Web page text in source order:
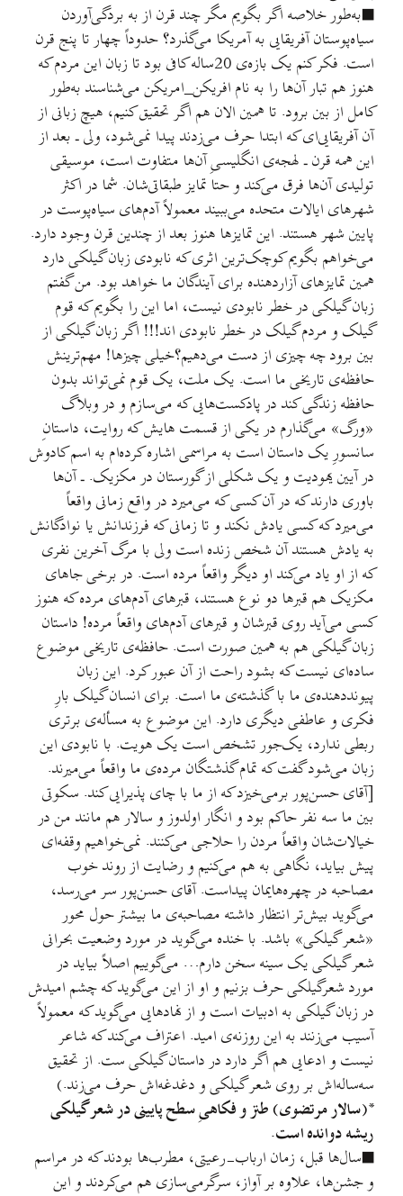
■به‌طور خلاصه اگر بگویم مگر چند قرن از به بردگی‌آوردن
سیاه‌پوستان آفریقایی به آمریکا می‌گذرد؟ حدوداً چهار تا پنج قرن
است. فکر کنم یک بازه‌ی 20ساله کافی بود تا زبان این مردم که
هنوز هم تبار آن‌ها را به نام افریکن_امریکن می‌شناسند به‌طور
کامل از بین برود. تا همین الان هم اگر تحقیق کنیم، هیچ زبانی از
آن آفریقایی‌ای که ابتدا حرف می‌زدند پیدا نمی‌شود، ولی ـ بعد از
این همه قرن ـ لهجه‌ی انگلیسیِ آن‌ها متفاوت است، موسیقی
تولیدی آن‌ها فرق می‌کند و حتا تمایز طبقاتی‌شان. شما در اکثر
شهرهای ایالات متحده می‌ببیند معمولاً آدم‌های سیاه‌پوست در
پایین شهر هستند. این تمایزها هنوز بعد از چندین قرن وجود دارد.
می‌خواهم بگویم کوچک‌ترین اثری که نابودی زبان گیلکی دارد
همین تمایزهای آزار‌دهنده برای آیندگان ما خواهد بود. من گفتم
زبان گیلکی در خطر نابودی نیست، اما این را بگویم که قوم
گیلک و مردم گیلک در خطر نابودی اند!!! اگر زبان گیلکی از
بین برود چه چیزی از دست می‌دهیم؟خیلی چیزها! مهم‌ترینش
حافظه‌ی تاریخی ما است. یک ملت، یک قوم نمی‌تواند بدون
حافظه زندگی کند در پادکست‌هایی که می‌سازم و در وبلاگ
«ورگ» می‌گذارم در یکی از قسمت هایش که روایت، داستانِ
سانسورِ یک داستان است به مراسمی اشاره کرده‌ام به اسم کادوش
در آیین یهودیت و یک شکلی از گورستان در مکزیک. ـ آن‌ها
باوری دارند که در آن کسی که می‌میرد در واقع زمانی واقعاً
می‌میرد که کسی یادش نکند و تا زمانی که فرزندانش یا نوادگانش
به یادش هستند آن شخص زنده است ولی با مرگ آخرین نفری
که از او یاد می‌کند او دیگر واقعاً مرده است. در برخی جاهای
مکزیک هم قبرها دو نوع هستند، قبرهای آدم‌های مرده که هنوز
کسی می‌آید روی قبرشان و قبرهای آدم‌های واقعاً مرده! داستان
زبان گیلکی هم به همین صورت است. حافظه‌ی تاریخی موضوع
ساده‌ای نیست که بشود راحت از آن عبور کرد. این زبان
پیوند‌دهنده‌ی ما با گذشته‌ی ما است. برای انسان گیلک بارِ
فکری و عاطفی دیگری دارد. این موضوع به مسأله‌ی برتری
ربطی ندارد، یک‌جور تشخص است یک هویت. با نابودی این
زبان می‌شود گفت که تمام گذشتگان مرده‌ی ما واقعاً می‌میرند.
[آقای حسن‌پور برمی‌خیزد که از ما با چای پذیرایی کند. سکوتی
بین ما سه نفر حاکم بود و انگار اولدوز و سالار هم مانند من در
خیالات‌شان واقعاً مردن را حلاجی می‌کنند. نمی‌خواهیم وقفه‌ای
پیش بیاید، نگاهی به هم می‌کنیم و رضایت از روند خوب
مصاحبه در چهره‌هایمان پیداست. آقای حسن‌پور سر می‌رسد،
می‌گوید بیش‌تر انتظار داشته مصاحبه‌ی ما بیشتر حول محور
«شعر گیلکی» باشد. با خنده می‌گوید در مورد وضعیت بحرانی
شعر گیلکی یک سینه سخن دارم… می‌گوییم اصلاً بیاید در
مورد شعرگیلکی حرف بزنیم و او از این می‌گوید که چشم امیدش
در زبان گیلکی به ادبیات است و از نهادهایی می‌گوید که معمولاً
آسیب می‌زنند به این روزنه‌ی امید. اعتراف می‌کند که شاعر
نیست و ادعایی هم اگر دارد در داستان گیلکی ست. از تحقیق
سه‌ساله‌اش بر روی شعر گیلکی و دغدغه‌اش حرف می‌زند.)
*(سالار مرتضوی) طنز و فکاهیِ سطح پایینی در شعر گیلکی
ریشه دوانده است.
■سال‌ها قبل، زمان ارباب-رعیتی، مطرب‌ها بودند که در مراسم
و جشن‌ها، علاوه بر آواز، سرگرمی‌سازی هم می‌کردند و این